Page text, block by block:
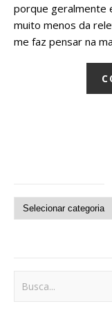
porque geralmente
muito menos da
me faz pensar na
Categorias